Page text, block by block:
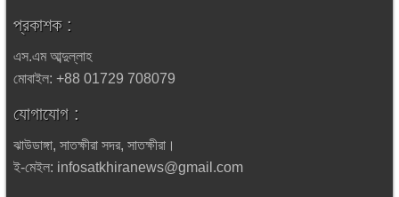
প্রকাশক :
এস.এম আব্দুল্লাহ
মোবাইল: +88 01729 708079
যোগাযোগ :
ঝাউডাঙ্গা, সাতক্ষীরা সদর, সাতক্ষীরা।
ই-মেইল: infosatkhiranews@gmail.com